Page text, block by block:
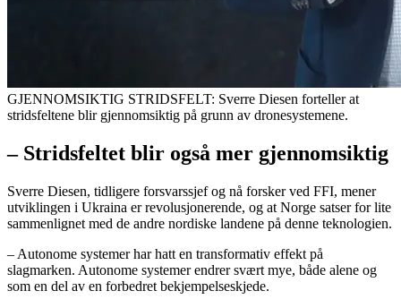
GJENNOMSIKTIG STRIDSFELT: Sverre Diesen forteller at
stridsfeltene blir gjennomsiktig på grunn av dronesystemene.
– Stridsfeltet blir også mer gjennomsiktig
Sverre Diesen, tidligere forsvarssjef og nå forsker ved FFI, mener
utviklingen i Ukraina er revolusjonerende, og at Norge satser for lite
sammenlignet med de andre nordiske landene på denne teknologien.
– Autonome systemer har hatt en transformativ effekt på
slagmarken. Autonome systemer endrer svært mye, både alene og
som en del av en forbedret bekjempelseskjede.